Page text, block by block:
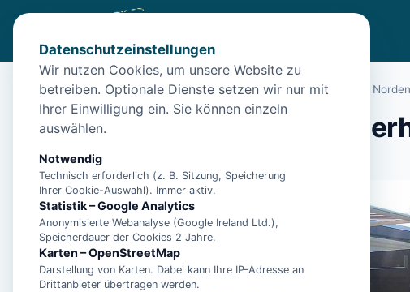
Start Unterkünfte Norden/Ferienhaus Wind by Interhome
Ferienhaus Wind by
26506 Norden
Datenschutzeinstellungen
Wir nutzen Cookies, um unsere Website zu
betreiben. Optionale Dienste setzen wir nur mit
Ihrer Einwilligung ein. Sie können einzeln
auswählen.
Notwendig
Technisch erforderlich (z. B. Sitzung, Speicherung
Ihrer Cookie-Auswahl). Immer aktiv.
Statistik – Google Analytics
Anonymisierte Webanalyse (Google Ireland Ltd.),
Speicherdauer der Cookies 2 Jahre.
Karten – OpenStreetMap
Darstellung von Karten. Dabei kann Ihre IP-Adresse an
Drittanbieter übertragen werden.